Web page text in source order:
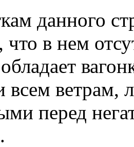
данного
что в нем
ветрам,
перед